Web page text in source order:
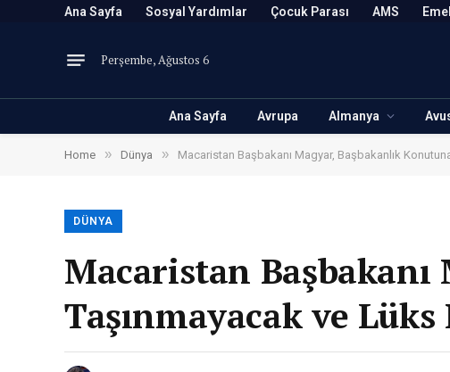
Ana Sayfa Sosyal Yardımlar Çocuk Parası AMS
Perşembe, Ağustos 6
Ana Sayfa Avrupa Almanya
Home » Dünya » Macaristan Başbakanı Magyar, Başbakanlık
DÜNYA
Macaristan
Taşınmayacak ve